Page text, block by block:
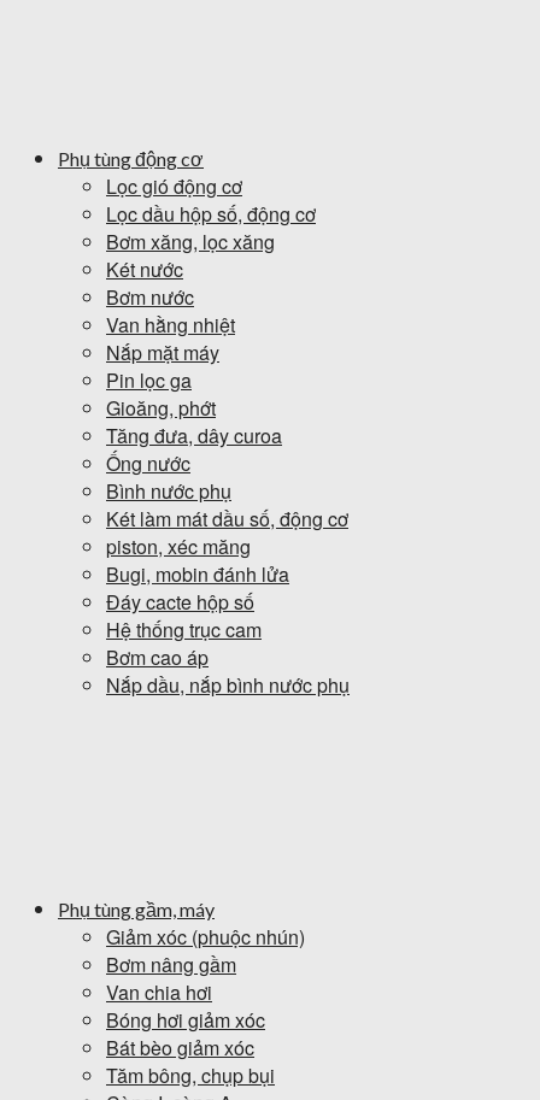
Phụ tùng động cơ
Lọc gió động cơ
Lọc dầu hộp số, động cơ
Bơm xăng, lọc xăng
Két nước
Bơm nước
Van hằng nhiệt
Nắp mặt máy
Pin lọc ga
Gioăng, phớt
Tăng đưa, dây curoa
Ống nước
Bình nước phụ
Két làm mát dầu số, động cơ
piston, xéc măng
Bugi, mobin đánh lửa
Đáy cacte hộp số
Hệ thống trục cam
Bơm cao áp
Nắp dầu, nắp bình nước phụ
Phụ tùng gầm, máy
Giảm xóc (phuộc nhún)
Bơm nâng gầm
Van chia hơi
Bóng hơi giảm xóc
Bát bèo giảm xóc
Tăm bông, chụp bụi